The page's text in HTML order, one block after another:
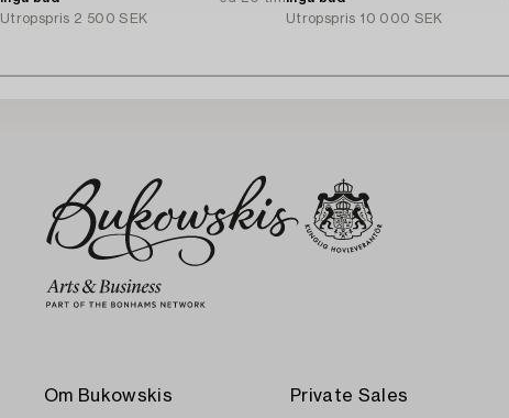
Utropspris 2 500 SEK
Utropspris 10 000 SEK
Om Bukowskis Private Sales